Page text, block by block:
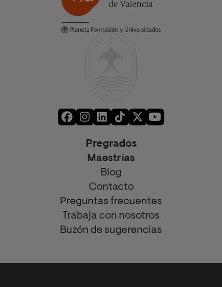
Pregrados
Maestrías
Blog
Contacto
Preguntas frecuentes
Trabaja con nosotros
Buzón de sugerencias